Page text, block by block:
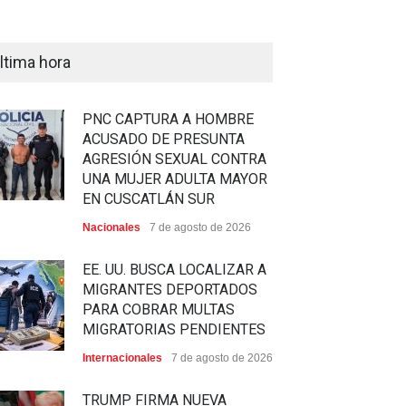
hora
PNC CAPTURA A HOMBRE
ACUSADO DE PRESUNTA
AGRESIÓN SEXUAL CONTRA
UNA MUJER ADULTA MAYOR
EN CUSCATLÁN SUR
Nacionales 7 de agosto de 2026
EE. UU. BUSCA LOCALIZAR A
MIGRANTES DEPORTADOS
PARA COBRAR MULTAS
MIGRATORIAS PENDIENTES
Internacionales 7 de agosto de 2026
TRUMP FIRMA NUEVA